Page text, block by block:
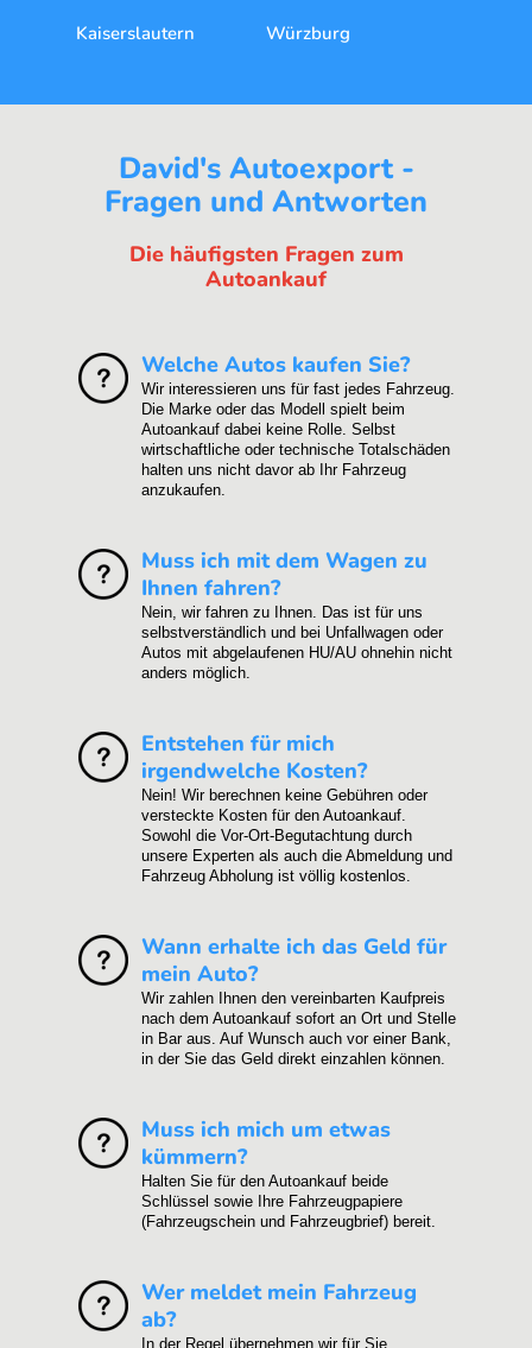
Kaiserslautern
Würzburg
David's Autoexport -
Fragen und Antworten
Die häufigsten Fragen zum
Autoankauf
Welche Autos kaufen Sie?
Wir interessieren uns für fast jedes Fahrzeug.
Die Marke oder das Modell spielt beim
Autoankauf dabei keine Rolle. Selbst
wirtschaftliche oder technische Totalschäden
halten uns nicht davor ab Ihr Fahrzeug
anzukaufen.
Muss ich mit dem Wagen zu
Ihnen fahren?
Nein, wir fahren zu Ihnen. Das ist für uns
selbstverständlich und bei Unfallwagen oder
Autos mit abgelaufenen HU/AU ohnehin nicht
anders möglich.
Entstehen für mich
irgendwelche Kosten?
Nein! Wir berechnen keine Gebühren oder
versteckte Kosten für den Autoankauf.
Sowohl die Vor-Ort-Begutachtung durch
unsere Experten als auch die Abmeldung und
Fahrzeug Abholung ist völlig kostenlos.
Wann erhalte ich das Geld für
mein Auto?
Wir zahlen Ihnen den vereinbarten Kaufpreis
nach dem Autoankauf sofort an Ort und Stelle
in Bar aus. Auf Wunsch auch vor einer Bank,
in der Sie das Geld direkt einzahlen können.
Muss ich mich um etwas
kümmern?
Halten Sie für den Autoankauf beide
Schlüssel sowie Ihre Fahrzeugpapiere
(Fahrzeugschein und Fahrzeugbrief) bereit.
Wer meldet mein Fahrzeug
ab?
In der Regel übernehmen wir für Sie